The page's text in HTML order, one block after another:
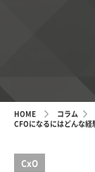
HOME
コラム
CFOになるにはどんな
CxO